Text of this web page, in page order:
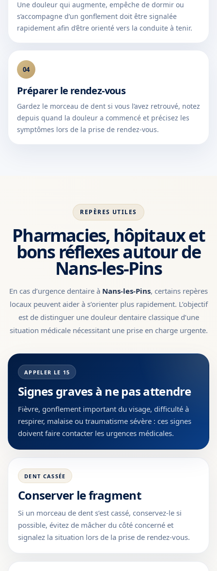
Une douleur qui augmente, empêche de dormir ou
s’accompagne d’un gonflement doit être signalée
rapidement afin d’être orienté vers la conduite à tenir.
04
Préparer le rendez-vous
Gardez le morceau de dent si vous l’avez retrouvé, notez
depuis quand la douleur a commencé et précisez les
symptômes lors de la prise de rendez-vous.
REPÈRES UTILES
Pharmacies, hôpitaux et
bons réflexes autour de
Nans-les-Pins
En cas d’urgence dentaire à Nans-les-Pins, certains repères
locaux peuvent aider à s’orienter plus rapidement. L’objectif
est de distinguer une douleur dentaire classique d’une
situation médicale nécessitant une prise en charge urgente.
APPELER LE 15
Signes graves à ne pas attendre
Fièvre, gonflement important du visage, difficulté à
respirer, malaise ou traumatisme sévère : ces signes
doivent faire contacter les urgences médicales.
DENT CASSÉE
Conserver le fragment
Si un morceau de dent s’est cassé, conservez-le si
possible, évitez de mâcher du côté concerné et
signalez la situation lors de la prise de rendez-vous.